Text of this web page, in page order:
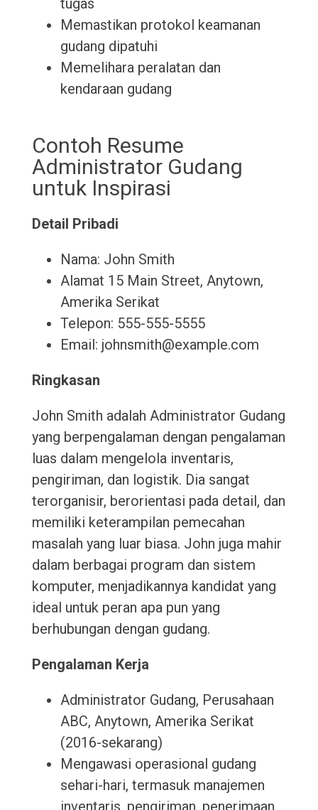
tugas
Memastikan protokol keamanan
gudang dipatuhi
Memelihara peralatan dan
kendaraan gudang
Contoh Resume
Administrator Gudang
untuk Inspirasi
Detail Pribadi
Nama: John Smith
Alamat 15 Main Street, Anytown,
Amerika Serikat
Telepon: 555-555-5555
Email: johnsmith@example.com
Ringkasan
John Smith adalah Administrator Gudang
yang berpengalaman dengan pengalaman
luas dalam mengelola inventaris,
pengiriman, dan logistik. Dia sangat
terorganisir, berorientasi pada detail, dan
memiliki keterampilan pemecahan
masalah yang luar biasa. John juga mahir
dalam berbagai program dan sistem
komputer, menjadikannya kandidat yang
ideal untuk peran apa pun yang
berhubungan dengan gudang.
Pengalaman Kerja
Administrator Gudang, Perusahaan
ABC, Anytown, Amerika Serikat
(2016-sekarang)
Mengawasi operasional gudang
sehari-hari, termasuk manajemen
inventaris, pengiriman, penerimaan,